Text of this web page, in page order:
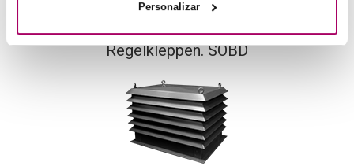
Personalizar
Regelkleppen. SOBD